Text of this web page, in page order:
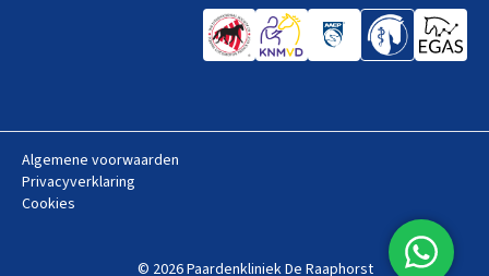
Algemene voorwaarden
Privacyverklaring
Cookies
© 2026 Paardenkliniek De Raaphorst